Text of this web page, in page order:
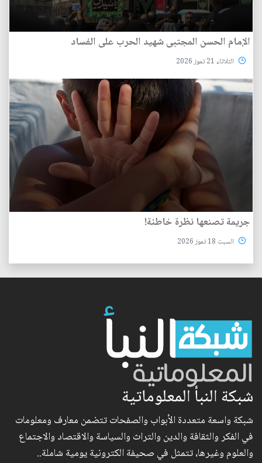
الإمام الحسن المجتبى شهيد الحرب على الفساد
الثلاثاء 21 تموز 2026
جريمة تصنعها نظرة خاطئة!
السبت 18 تموز 2026
شبكة النبأ المعلوماتية
شبكة واسعة متعددة الأبواب والصفحات تتضمن معارف ومعلومات
في الفكر والثقافة والدين والتراث والسياسة والاقتصاد والاجتماع
والعلوم وغيرها، تتمثل في صحيفة الكترونية يومية شاملة..